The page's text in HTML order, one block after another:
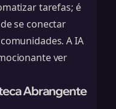
tarefas; é
se conectar
A IA
ver
Abrangente